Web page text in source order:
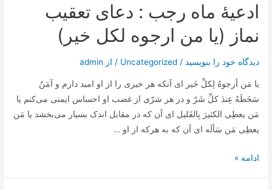
دعای
مسجد
صعصعة
(اللهم
یا
ذاالمنن
السابغة)
ادعیۀ ماه رجب : دعای تعقیب
نماز (یا من ارجوه لکل خیر)
دیدگاه‌ خود را بنویسید /
Uncategorized / از admin
يا مَن أرجوهُ لِكلِّ خَير ای آنکه هر خیری را از او امید دارم و آمَنُ
سَخَطَهُ عِندَ كلِّ شَرّ و در هر شرّی از غضب او احساس ایمنی می‌کنم يا
مَن يعطِى الكثيرَ بِالقَليل ای آن که در مقابل اندک بسیار می‌بخشد يا مَن
يعطِى مَن سَألَه ای آن که به هرکه از او …
ادعیۀ
ادامه »